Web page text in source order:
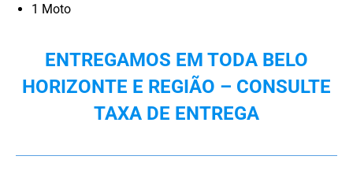
1 Moto
ENTREGAMOS EM TODA BELO
HORIZONTE E REGIÃO – CONSULTE
TAXA DE ENTREGA